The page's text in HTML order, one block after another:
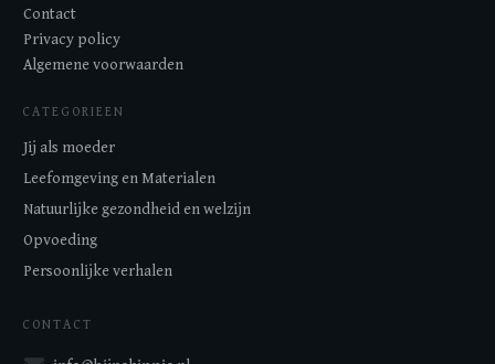
Contact
Privacy policy
Algemene voorwaarden
CATEGORIEEN
Jij als moeder
Leefomgeving en Materialen
Natuurlijke gezondheid en welzijn
Opvoeding
Persoonlijke verhalen
CONTACT